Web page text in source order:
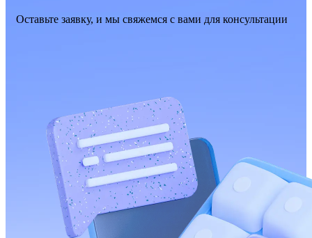
Оставьте заявку, и мы свяжемся с вами для консультации